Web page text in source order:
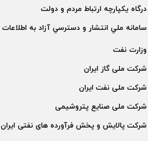
درگاه يكپارچه ارتباط مردم و دولت
سامانه ملي انتشار و دسترسي آزاد به اطلاعات
وزارت نفت
شركت ملی گاز ايران
شركت ملی نفت ايران
شركت ملی صنايع پتروشيمی
شركت پالايش و پخش فرآورده های نفتی ايران